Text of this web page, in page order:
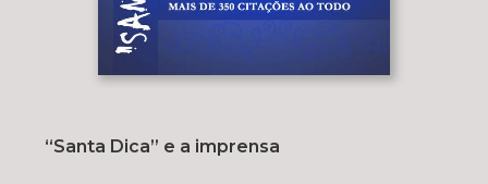
“Santa Dica” e a imprensa